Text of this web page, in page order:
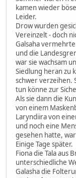
kamen wieder
Leider.
Drow wurden
Vereinzelt - doch
Galsaha
und die
war sie wachsam
Siedlung heran zu
schwer verzeihen.
tun könne zur
Als sie dann die
von einem
Laryndiira von
und noch eine
gesehen hatte,
Einige Tage später.
Fiona die Tala aus
unterschiedliche
Galasha die